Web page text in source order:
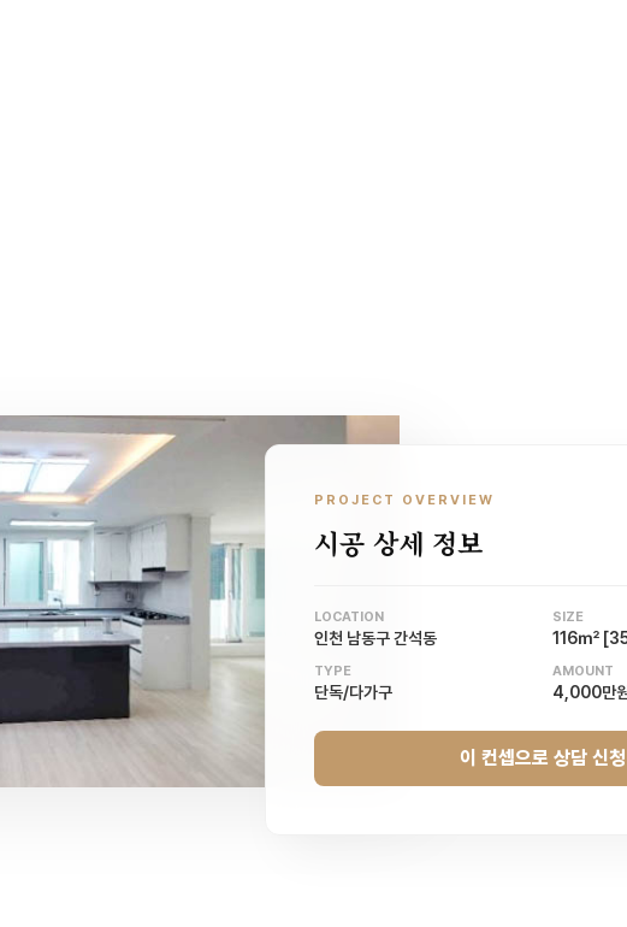
PROJECT OVERVIEW
시공 상세 정보
LOCATION
인천 남동구 간석동
SIZE
116㎡
TYPE
단독/다가구
AMOUNT
4,000만
이 컨셉으로 상담 신청